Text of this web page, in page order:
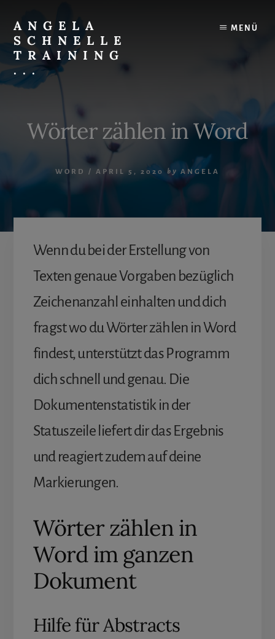
content
ANGELA
SCHNELLE
TRAINING
...
Effektives
MENÜ
Wörter zählen in Word
WORD / APRIL 5, 2020 by ANGELA
Wenn du bei der Erstellung von
Texten genaue Vorgaben bezüglich
Zeichenanzahl einhalten und dich
fragst wo du Wörter zählen in Word
findest, unterstützt das Programm
dich schnell und genau. Die
Dokumentenstatistik in der
Statuszeile liefert dir das Ergebnis
und reagiert zudem auf deine
Markierungen.
Wörter zählen in
Word im ganzen
Dokument
Hilfe für Abstracts